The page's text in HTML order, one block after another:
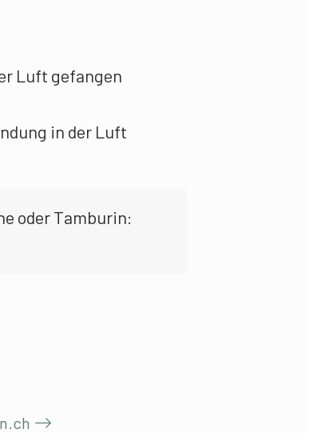
Luft gefangen
in der Luft
oder Tamburin: